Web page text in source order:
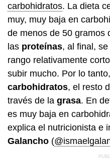
carbohidratos. La dieta
muy, muy baja en
de menos de 50 gramos
las proteínas, al final,
rango relativamente
subir mucho. Por lo
carbohidratos, el resto
través de la grasa. En
es muy baja en
explica el nutricionista e
Galancho (